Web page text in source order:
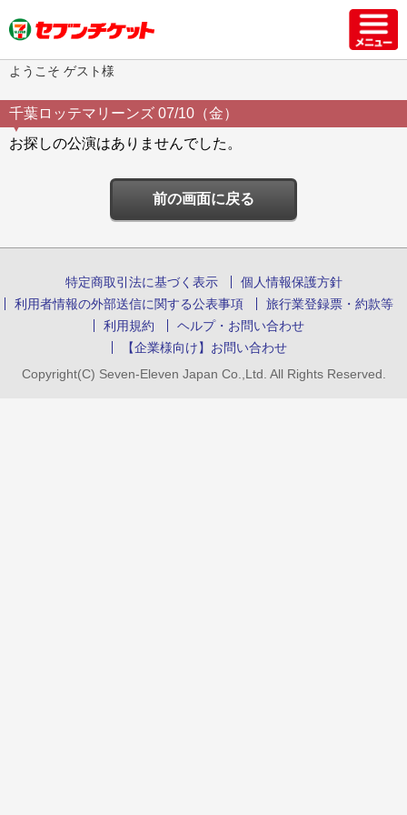
ようこそ ゲスト様
千葉ロッテマリーンズ 07/10（金）
お探しの公演はありませんでした。
前の画面に戻る
特定商取引法に基づく表示
個人情報保護方針
利用者情報の外部送信に関する公表事項
旅行業登録票・約款等
利用規約
ヘルプ・お問い合わせ
【企業様向け】お問い合わせ
Copyright(C) Seven-Eleven Japan Co.,Ltd. All Rights Reserved.